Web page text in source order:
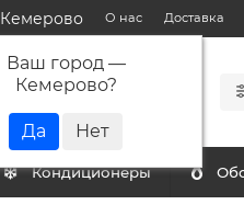
Кемерово
Ваш город —
Кемерово?
О нас Доставка
КАТАЛОГ
Кондиционеры